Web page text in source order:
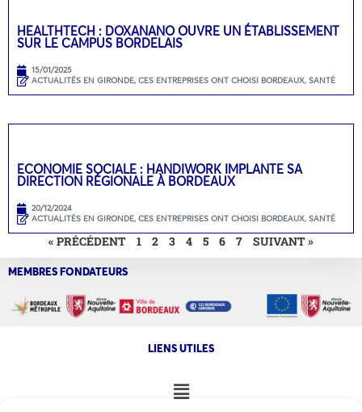
HEALTHTECH : DOXANANO OUVRE UN ÉTABLISSEMENT
SUR LE CAMPUS BORDELAIS
15/01/2025
ACTUALITÉS EN GIRONDE, CES ENTREPRISES ONT CHOISI BORDEAUX, SANTÉ
ECONOMIE SOCIALE : HANDIWORK IMPLANTE SA
DIRECTION RÉGIONALE À BORDEAUX
20/12/2024
ACTUALITÉS EN GIRONDE, CES ENTREPRISES ONT CHOISI BORDEAUX, SANTÉ
« PRÉCÉDENT 1 2 3 4 5 6 7 SUIVANT »
MEMBRES FONDATEURS
LIENS UTILES